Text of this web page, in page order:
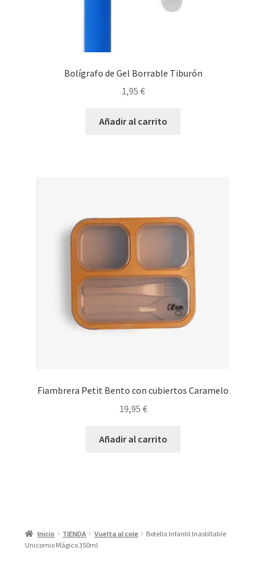
Bolígrafo de Gel Borrable Tiburón
1,95 €
Añadir al carrito
Fiambrera Petit Bento con cubiertos Caramelo
19,95 €
Añadir al carrito
Inicio TIENDA Vuelta al cole
Botella Infantil Inastillable
Unicornio Mágico 350ml